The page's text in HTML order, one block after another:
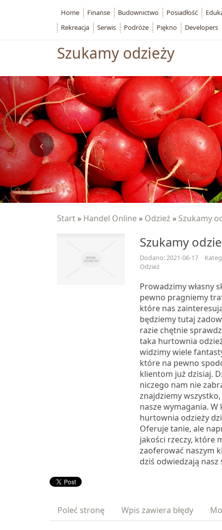
Szukamy odzieży
Start » Handel Online » Odzież » Szukamy
Szukamy
Dodano: 2021-06-17
Odzież
Prowadzimy własny
pewno pragniemy
które nas
będziemy tutaj
razie chętnie
taka hurtownia
widzimy wiele
które na pewno
klientom już dzisiaj.
niczego nam nie
znajdziemy
nasze wymagania. W
hurtownia odzieży
Oferuje tanie, ale
jakości rzeczy, które
zaoferować naszym
dziś odwiedzają
Poleć stronę Wpis zawiera błędy
Home Finanse Budownictwo Posiadłość
Rekreacja
Serwis Podróże Piękno Developers